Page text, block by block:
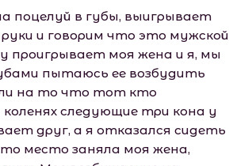
поцелуй в губы, выигрывает
и говорим что это мужской
проигрывает моя жена и я, мы
пытаюсь ее возбудить
на то что тот кто
следующие три кона у
друг, а я отказался сидеть
место заняла моя жена,